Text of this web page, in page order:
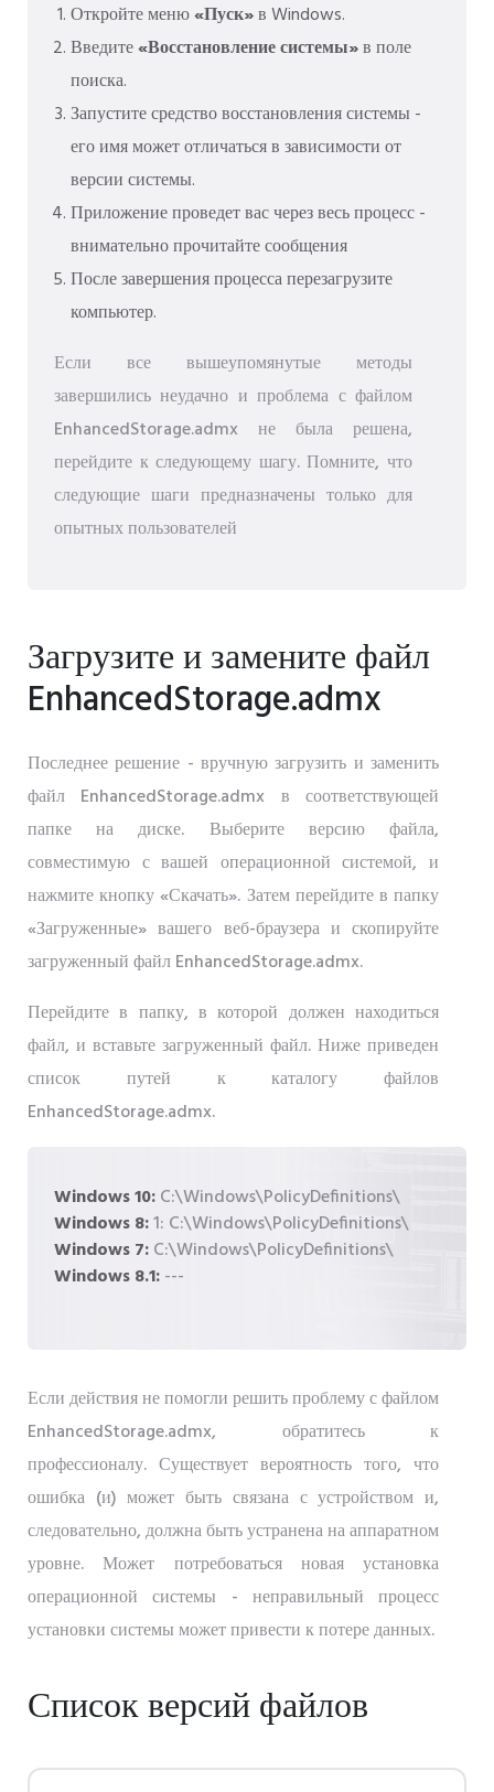
Откройте меню«Пуск»в Windows.
Введите«Восстановление системы»в поле
поиска.
Запустите средство восстановления системы -
его имя может отличаться в зависимости от
версии системы.
Приложение проведет вас через весь процесс -
внимательно прочитайте сообщения
После завершения процесса перезагрузите
компьютер.
Если все вышеупомянутые методы
завершились неудачно и проблема с файлом
EnhancedStorage.admx не была решена,
перейдите к следующему шагу. Помните, что
следующие шаги предназначены только для
опытных пользователей
Загрузите и замените файл
EnhancedStorage.admx
Последнее решение - вручную загрузить и заменить
файл EnhancedStorage.admx в соответствующей
папке на диске. Выберите версию файла,
совместимую с вашей операционной системой, и
нажмите кнопку «Скачать». Затем перейдите в папку
«Загруженные» вашего веб-браузера и скопируйте
загруженный файл EnhancedStorage.admx.
Перейдите в папку, в которой должен находиться
файл, и вставьте загруженный файл. Ниже приведен
список путей к каталогу файлов
EnhancedStorage.admx.
Windows 10:C:\Windows\PolicyDefinitions\
Windows 8:1: C:\Windows\PolicyDefinitions\
Windows 7:C:\Windows\PolicyDefinitions\
Windows 8.1:---
Если действия не помогли решить проблему с файлом
EnhancedStorage.admx, обратитесь к
профессионалу. Существует вероятность того, что
ошибка (и) может быть связана с устройством и,
следовательно, должна быть устранена на аппаратном
уровне. Может потребоваться новая установка
операционной системы - неправильный процесс
установки системы может привести к потере данных.
Список версий файлов